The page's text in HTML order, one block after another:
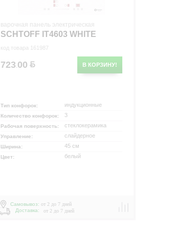
варочная панель электрическая
SCHTOFF IT4603 WHITE
код товара 161987
В КОРЗИНУ!
723.00
Тип конфорок: индукционные
Количество конфорок: 3
Рабочая поверхность: стеклокерамика
Управление: слайдерное
Ширина: 45 см
Цвет: белый
Самовывоз: от 2 до 7 дней
Доставка:
от 2 до 7 дней